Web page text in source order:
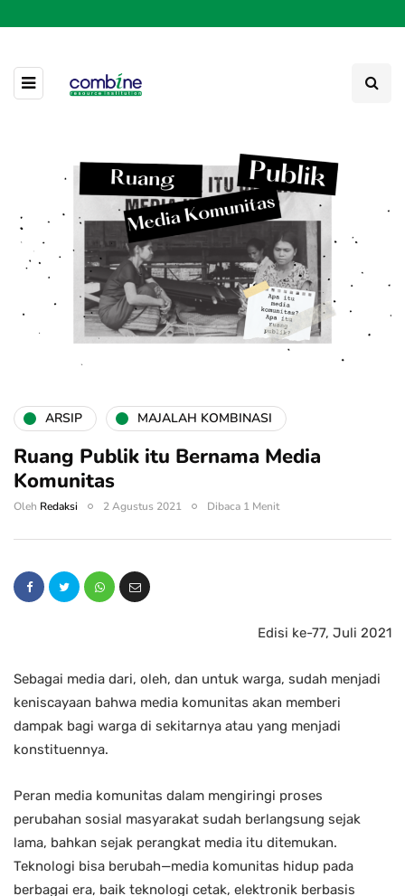
ARSIP MAJALAH KOMBINASI
Ruang Publik itu Bernama Media
Komunitas
Oleh Redaksi 2 Agustus 2021 Dibaca 1 Menit
Edisi ke-77, Juli 2021
Sebagai media dari, oleh, dan untuk warga, sudah menjadi
keniscayaan bahwa media komunitas akan memberi
dampak bagi warga di sekitarnya atau yang menjadi
konstituennya.
Peran media komunitas dalam mengiringi proses
perubahan sosial masyarakat sudah berlangsung sejak
lama, bahkan sejak perangkat media itu ditemukan.
Teknologi bisa berubah—media komunitas hidup pada
berbagai era, baik teknologi cetak, elektronik berbasis